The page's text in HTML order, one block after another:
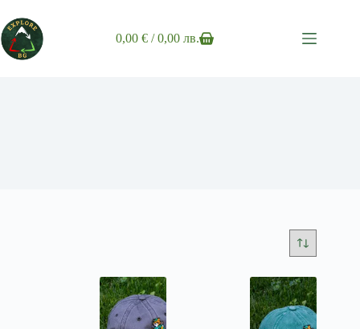
to
content
Shopping
0,00€ / 0,00 лв.